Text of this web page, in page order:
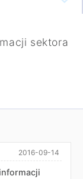
sektora
2016-09-14